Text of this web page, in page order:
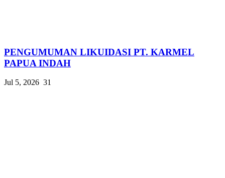
PENGUMUMAN LIKUIDASI PT. KARMEL
PAPUA INDAH
Jul 5, 2026 31